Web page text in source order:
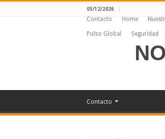
05/12/2026
Contacto Home
Pulso Global Seguridad
Contacto